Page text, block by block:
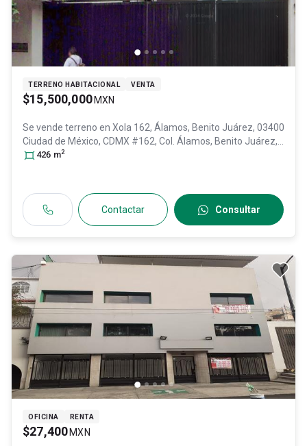
TERRENO HABITACIONAL VENTA
$15,500,000 MXN
Se vende terreno en Xola 162, Álamos, Benito Juárez, 03400
Ciudad de México, CDMX #162, Col. Álamos, Benito Juárez,
DF / CDMX
426 m2
Contactar Consultar
OFICINA RENTA
$27,400 MXN